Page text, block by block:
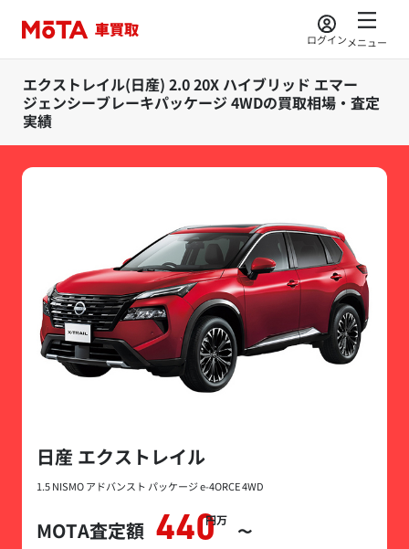
ログインメニュー
エクストレイル(日産) 2.0 20X ハイブリッド エマー
ジェンシーブレーキパッケージ 4WDの買取相場・査定
実績
日産 エクストレイル
1.5 NISMO アドバンスト パッケージ e-4ORCE 4WD
MOTA査定額 440万円
〜